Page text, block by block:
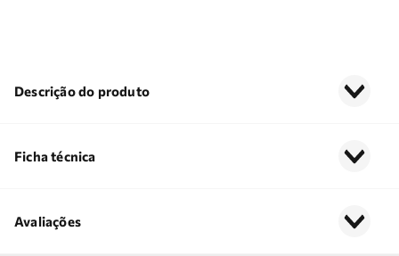
Descrição do produto
Ficha técnica
Avaliações